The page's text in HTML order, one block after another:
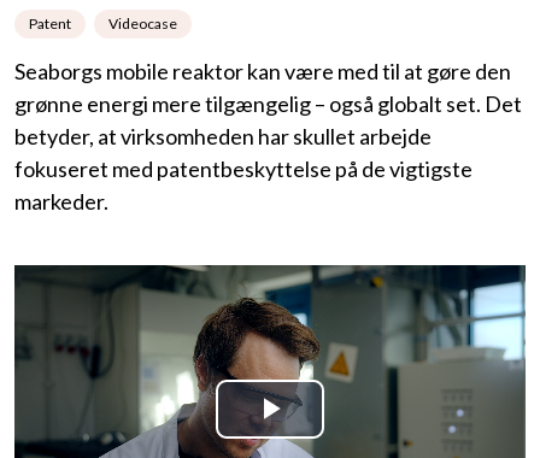
Patent Videocase
Seaborgs mobile reaktor kan være med til at gøre den
grønne energi mere tilgængelig – også globalt set. Det
betyder, at virksomheden har skullet arbejde
fokuseret med patentbeskyttelse på de vigtigste
markeder.
Play